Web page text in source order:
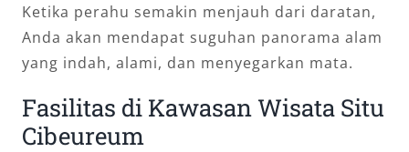
Ketika perahu semakin menjauh dari daratan,
Anda akan mendapat suguhan panorama alam
yang indah, alami, dan menyegarkan mata.
Fasilitas di Kawasan Wisata Situ
Cibeureum